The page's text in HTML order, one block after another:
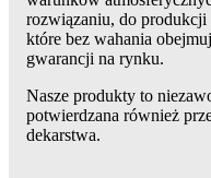
rozwiązaniu, do produkcji
które bez wahania
gwarancji na rynku.
Nasze produkty to
potwierdzana również
dekarstwa.